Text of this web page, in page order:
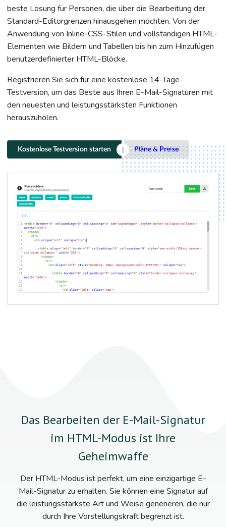
beste Lösung für Personen, die über die Bearbeitung der
Standard-Editorgrenzen hinausgehen möchten. Von der
Anwendung von Inline-CSS-Stilen und vollständigen HTML-
Elementen wie Bildern und Tabellen bis hin zum Hinzufügen
benutzerdefinierter HTML-Blöcke.
Registrieren Sie sich für eine kostenlose 14-Tage-
Testversion, um das Beste aus Ihren E-Mail-Signaturen mit
den neuesten und leistungsstärksten Funktionen
herauszuholen.
Kostenlose Testversion starten Pläne & Preise
Das Bearbeiten der E-Mail-Signatur
im HTML-Modus ist Ihre
Geheimwaffe
Der HTML-Modus ist perfekt, um eine einzigartige E-
Mail-Signatur zu erhalten. Sie können eine Signatur auf
die leistungsstärkste Art und Weise generieren, die nur
durch Ihre Vorstellungskraft begrenzt ist.